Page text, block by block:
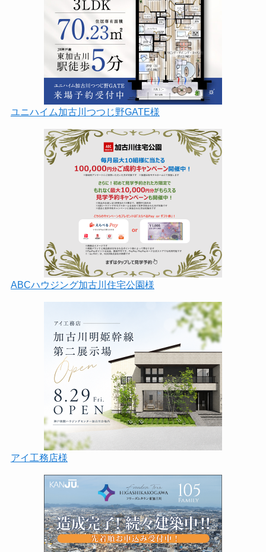
ユニハイム加古川つつじ野GATE様
ABCハウジング加古川住宅公園様
アイ工務店様